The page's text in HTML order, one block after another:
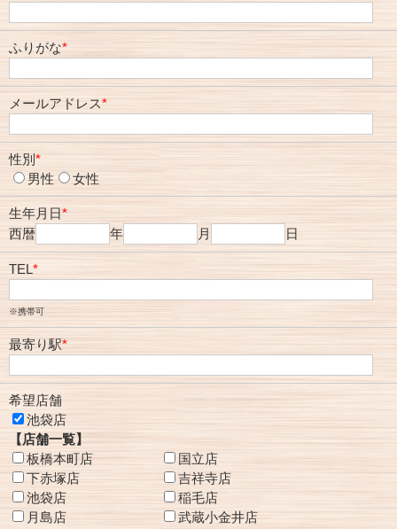
ふりがな*
メールアドレス*
性別 *
男性
女性
生年月日*
西暦
年 月 日
TEL*
※携帯可
最寄り駅*
希望店舗
池袋店
【店舗一覧】
板橋本町店
国立店
下赤塚店
吉祥寺店
池袋店
稲毛店
月島店
武蔵小金井店